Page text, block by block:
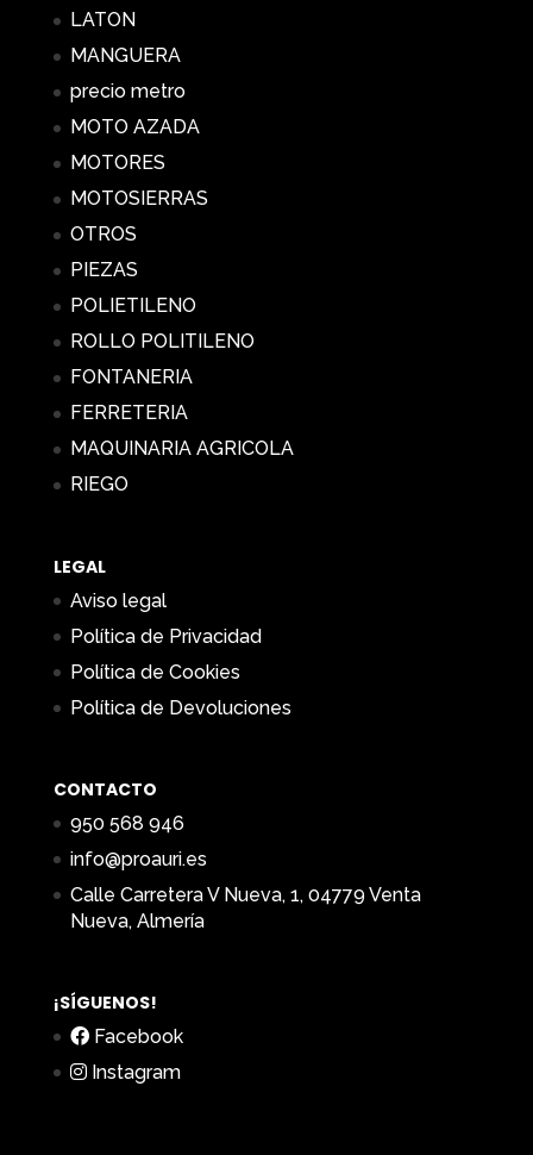
LATON
MANGUERA
precio metro
MOTO AZADA
MOTORES
MOTOSIERRAS
OTROS
PIEZAS
POLIETILENO
ROLLO POLITILENO
FONTANERIA
FERRETERIA
MAQUINARIA AGRICOLA
RIEGO
LEGAL
Aviso legal
Política de Privacidad
Política de Cookies
Política de Devoluciones
CONTACTO
950 568 946
info@proauri.es
Calle Carretera V Nueva, 1, 04779 Venta
Nueva, Almería
¡SÍGUENOS!
Facebook
Instagram